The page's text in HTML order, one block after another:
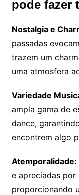
pode fazer
Nostalgia e
passadas
trazem um
uma atmosfera
Variedade
ampla gama de
dance,
encontrem algo
Atemporalidade:
e apreciadas por
proporcionando